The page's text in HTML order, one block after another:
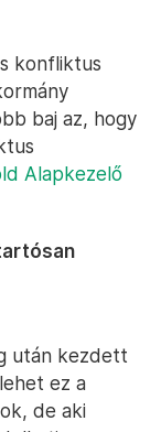
konfliktus
baj az, hogy
Alapkezelő
után kezdett
ez a
de aki